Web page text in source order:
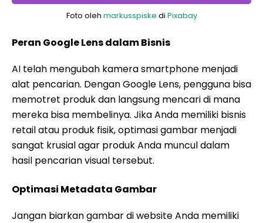
Foto oleh markusspiske di Pixabay
Peran Google Lens dalam Bisnis
AI telah mengubah kamera smartphone menjadi
alat pencarian. Dengan Google Lens, pengguna bisa
memotret produk dan langsung mencari di mana
mereka bisa membelinya. Jika Anda memiliki bisnis
retail atau produk fisik, optimasi gambar menjadi
sangat krusial agar produk Anda muncul dalam
hasil pencarian visual tersebut.
Optimasi Metadata Gambar
Jangan biarkan gambar di website Anda memiliki